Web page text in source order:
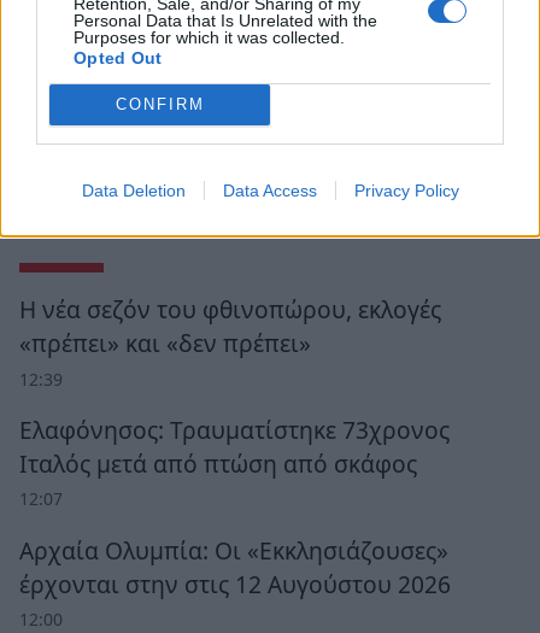
Personal Data that Is Unrelated with the
Purposes for which it was collected.
Opted Out
CONFIRM
Data Deletion Data Access Privacy Policy
Η νέα σεζόν του φθινοπώρου, εκλογές
«πρέπει» και «δεν πρέπει»
12:39
Ελαφόνησος: Τραυματίστηκε 73χρονος
Ιταλός μετά από πτώση από σκάφος
12:07
Αρχαία Ολυμπία: Οι «Εκκλησιάζουσες»
έρχονται στην στις 12 Αυγούστου 2026
12:00